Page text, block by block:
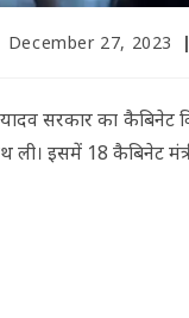
December 27, 2023
यादव सरकार का
इसमें 18 कैबिनेट